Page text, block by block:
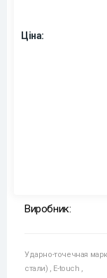
Ціна:
Виробник:
Ударно-точечная
стали) , E-touch ,